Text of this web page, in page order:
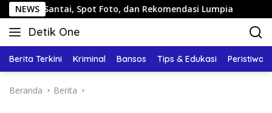
Langsung
ke
konten
NEWS
Spot Foto, dan Rekomendasi Lumpia Panduan
Detik One
Tajam
Fakta
Berita Terkini Kriminal Bansos Tips & Edukasi Peristiwa
Beranda Berita